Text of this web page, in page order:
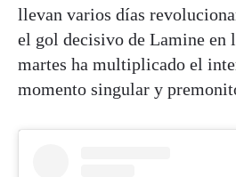
llevan varios días
el gol decisivo de Lamine en
martes ha multiplicado el
momento singular y